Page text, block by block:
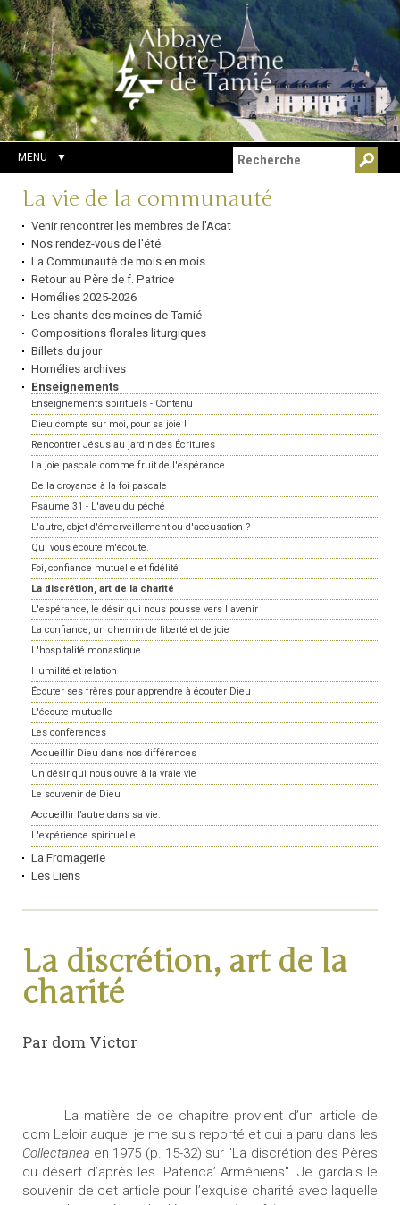
Aller
au
contenu.
|
Aller
à
la
navigation
Outils
personnels
Chercher par
Recherche
avancée…
MENU
Navigation
La vie de la communauté
Venir rencontrer les membres de l'Acat
Nos rendez-vous de l'été
La Communauté de mois en mois
Retour au Père de f. Patrice
Homélies 2025-2026
Les chants des moines de Tamié
Compositions florales liturgiques
Billets du jour
Homélies archives
Enseignements
Enseignements spirituels - Contenu
Dieu compte sur moi, pour sa joie !
Rencontrer Jésus au jardin des Écritures
La joie pascale comme fruit de l'espérance
De la croyance à la foi pascale
Psaume 31 - L'aveu du péché
L'autre, objet d'émerveillement ou d'accusation ?
Qui vous écoute m'écoute.
Foi, confiance mutuelle et fidélité
La discrétion, art de la charité
L'espérance, le désir qui nous pousse vers l'avenir
La confiance, un chemin de liberté et de joie
L'hospitalité monastique
Humilité et relation
Écouter ses frères pour apprendre à écouter Dieu
L'écoute mutuelle
Les conférences
Accueillir Dieu dans nos différences
Un désir qui nous ouvre à la vraie vie
Le souvenir de Dieu
Accueillir l’autre dans sa vie.
L'expérience spirituelle
La Fromagerie
Les Liens
La discrétion, art de la
charité
Par dom Victor
La matière de ce chapitre provient d’un article de
dom Leloir auquel je me suis reporté et qui a paru dans les
Collectanea en 1975 (p. 15-32) sur "La discrétion des Pères
du désert d’après les ‘Paterica’ Arméniens". Je gardais le
souvenir de cet article pour l’exquise charité avec laquelle